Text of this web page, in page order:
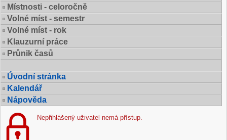
Místnosti - celoročně
Volné míst - semestr
Volné míst - rok
Klauzurní práce
Průnik časů
Úvodní stránka
Kalendář
Nápověda
Nepřihlášený uživatel nemá přístup.